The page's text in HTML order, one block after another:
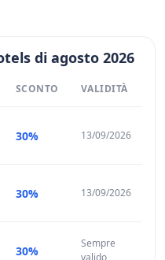
di agosto 2026
SCONTO VALIDITÀ
30% 13/09/2026
30% 13/09/2026
30%
Sempre
valido